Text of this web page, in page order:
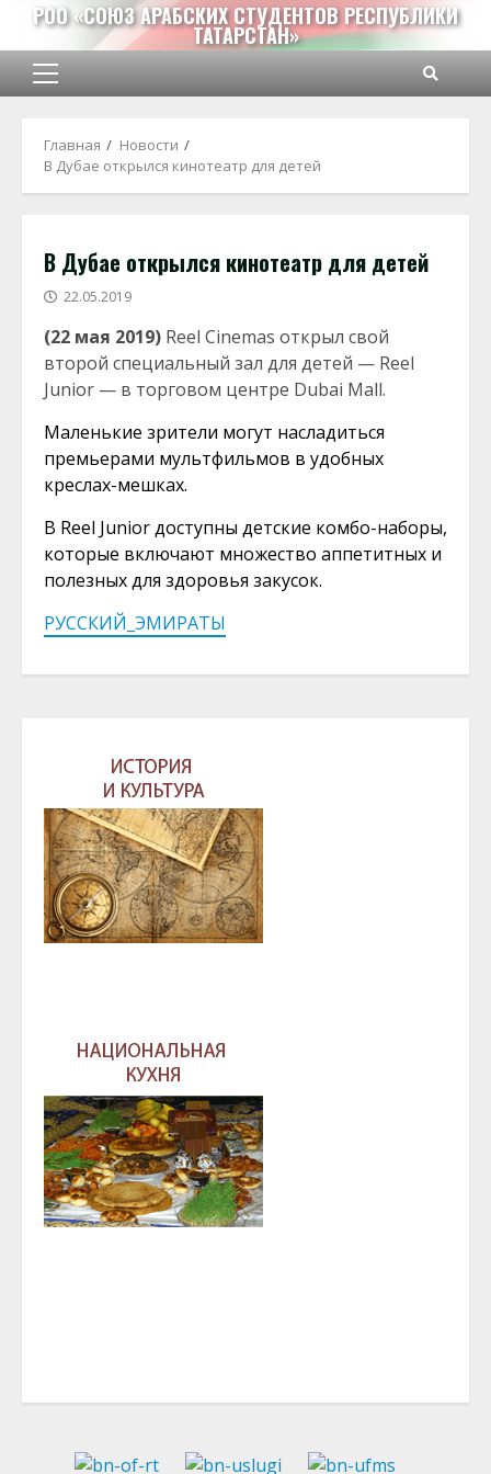
Перейти
содержимому
РОО «СОЮЗ АРАБСКИХ СТУДЕНТОВ РЕСПУБЛИКИ
ТАТАРСТАН»
Основное
Главная
Новости
В Дубае открылся кинотеатр для детей
В Дубае открылся кинотеатр для детей
22.05.2019
(22 мая 2019) Reel Cinemas открыл свой
второй специальный зал для детей — Reel
Junior — в торговом центре Dubai Mall.
Маленькие зрители могут насладиться
премьерами мультфильмов в удобных
креслах-мешках.
В Reel Junior доступны детские комбо-наборы,
которые включают множество аппетитных и
полезных для здоровья закусок.
РУССКИЙ_ЭМИРАТЫ